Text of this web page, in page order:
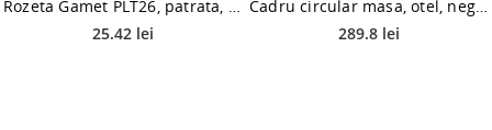
25.42 lei
289.8 lei